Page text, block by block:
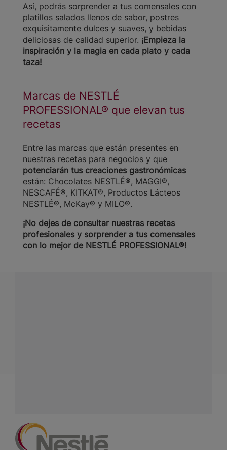
Así, podrás sorprender a tus comensales con
platillos salados llenos de sabor, postres
exquisitamente dulces y suaves, y bebidas
deliciosas de calidad superior. ¡Empieza la
inspiración y la magia en cada plato y cada
taza!
Marcas de NESTLÉ
PROFESSIONAL® que elevan tus
recetas
Entre las marcas que están presentes en
nuestras recetas para negocios y que
potenciarán tus creaciones gastronómicas
están: Chocolates NESTLÉ®, MAGGI®,
NESCAFÉ®, KITKAT®, Productos Lácteos
NESTLÉ®, McKay® y MILO®.
¡No dejes de consultar nuestras recetas
profesionales y sorprender a tus comensales
con lo mejor de NESTLÉ PROFESSIONAL®!